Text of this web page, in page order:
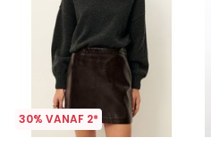
30% VANAF 2*